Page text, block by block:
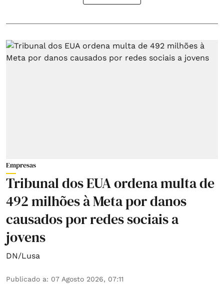
Empresas
Tribunal dos EUA ordena multa de
492 milhões à Meta por danos
causados por redes sociais a
jovens
DN/Lusa
Publicado a: 07 Agosto 2026, 07:11